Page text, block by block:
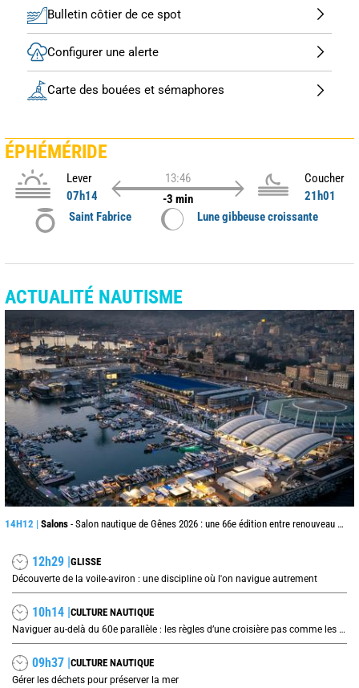
Bulletin côtier de ce spot
Configurer une alerte
Carte des bouées et sémaphores
ÉPHÉMÉRIDE
Lever
07h14
13:46
-3 min
Coucher
21h01
Saint Fabrice
Lune gibbeuse croissante
ACTUALITÉ NAUTISME
14H12 | Salons - Salon nautique de Gênes 2026 : une 66e édition entre renouveau et ambitions internationales
12h29 |GLISSE
Découverte de la voile-aviron : une discipline où l'on navigue autrement
10h14 |CULTURE NAUTIQUE
Naviguer au-delà du 60e parallèle : les règles d’une croisière pas comme les autres
09h37 |CULTURE NAUTIQUE
Gérer les déchets pour préserver la mer